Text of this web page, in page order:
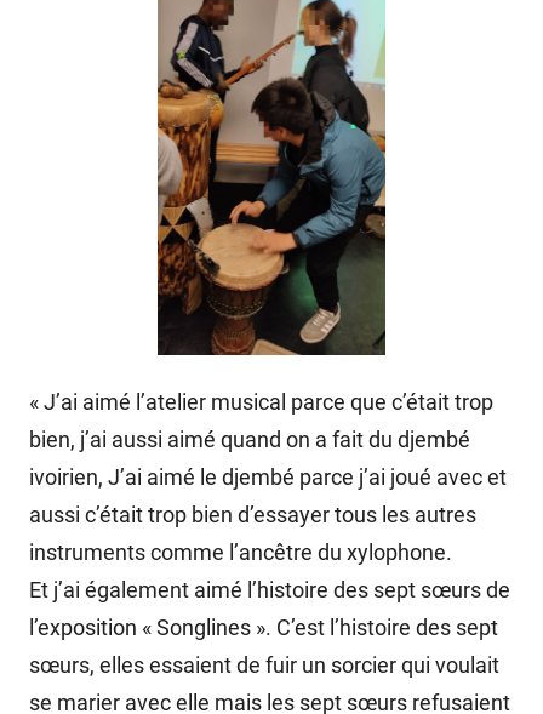
« J’ai aimé l’atelier musical parce que c’était trop
bien, j’ai aussi aimé quand on a fait du djembé
ivoirien, J’ai aimé le djembé parce j’ai joué avec et
aussi c’était trop bien d’essayer tous les autres
instruments comme l’ancêtre du xylophone.
Et j’ai également aimé l’histoire des sept sœurs de
l’exposition « Songlines ». C’est l’histoire des sept
sœurs, elles essaient de fuir un sorcier qui voulait
se marier avec elle mais les sept sœurs refusaient